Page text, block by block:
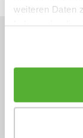
weiteren Daten
Sie
+49 (0)4244